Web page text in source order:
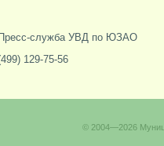
служба УВД по ЮЗАО
129-75-56
© 2004—2026